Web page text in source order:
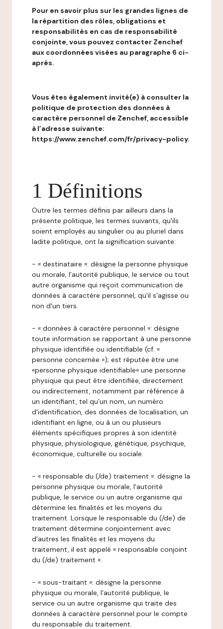
Pour en savoir plus sur les grandes lignes de
la répartition des rôles, obligations et
responsabilités en cas de responsabilité
conjointe, vous pouvez contacter Zenchef
aux coordonnées visées au paragraphe 6 ci-
après.
Vous êtes également invité(e) à consulter la
politique de protection des données à
caractère personnel de Zenchef, accessible
à l’adresse suivante:
https://www.zenchef.com/fr/privacy-policy.
1 Définitions
Outre les termes définis par ailleurs dans la
présente politique, les termes suivants, qu'ils
soient employés au singulier ou au pluriel dans
ladite politique, ont la signification suivante:
- « destinataire »: désigne la personne physique
ou morale, l'autorité publique, le service ou tout
autre organisme qui reçoit communication de
données à caractère personnel, qu'il s'agisse ou
non d'un tiers.
- « données à caractère personnel »: désigne
toute information se rapportant à une personne
physique identifiée ou identifiable (cf. «
personne concernée »); est réputée être une
«personne physique identifiable» une personne
physique qui peut être identifiée, directement
ou indirectement, notamment par référence à
un identifiant, tel qu'un nom, un numéro
d'identification, des données de localisation, un
identifiant en ligne, ou à un ou plusieurs
éléments spécifiques propres à son identité
physique, physiologique, génétique, psychique,
économique, culturelle ou sociale.
- « responsable du (/de) traitement »: désigne la
personne physique ou morale, l'autorité
publique, le service ou un autre organisme qui
détermine les finalités et les moyens du
traitement. Lorsque le responsable du (/de) de
traitement détermine conjointement avec
d'autres les finalités et les moyens du
traitement, il est appelé « responsable conjoint
du (/de) traitement ».
- « sous-traitant »: désigne la personne
physique ou morale, l'autorité publique, le
service ou un autre organisme qui traite des
données à caractère personnel pour le compte
du responsable du traitement.